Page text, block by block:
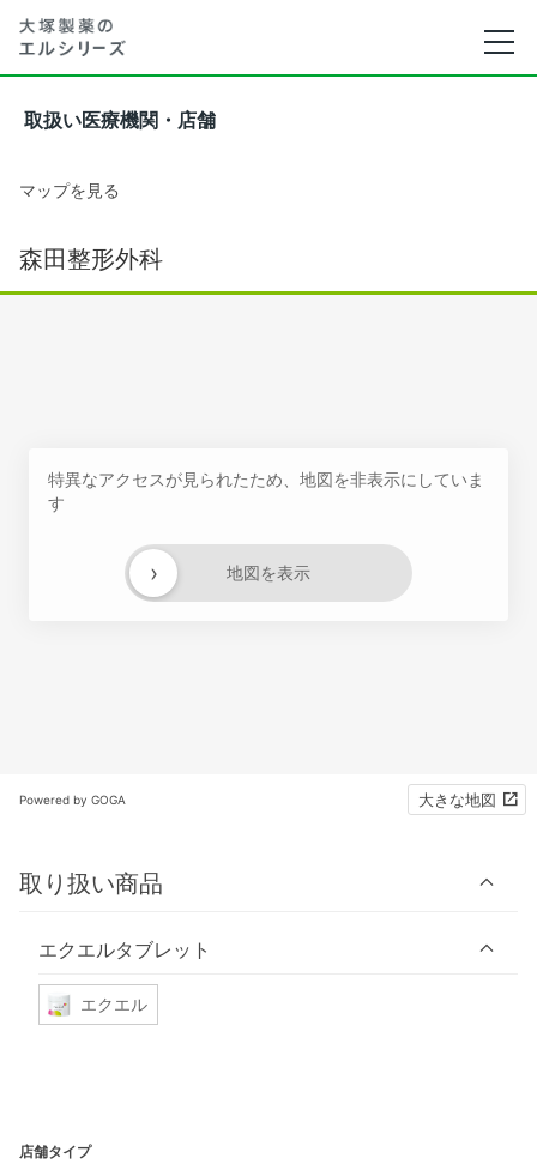
取扱い医療機関・店舗
マップを見る
森田整形外科
特異なアクセスが見られたため、地図を非表示にしていま
す
地図を表示
›
Powered by GOGA 大きな地図
取り扱い商品
エクエルタブレット
エクエル
店舗タイプ